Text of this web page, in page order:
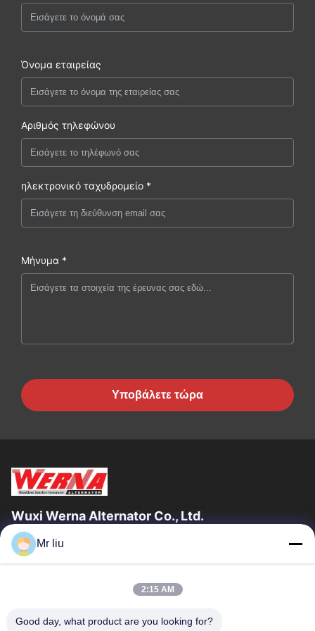
Όνομα εταιρείας
Αριθμός τηλεφώνου
ηλεκτρονικό ταχυδρομείο *
Μήνυμα *
Υποβάλετε τώρα
Wuxi Werna Alternator Co., Ltd.
Γρήγοροι Σύνδεσμοι
Σχετικά Με Εμάς
Επισκέψεις Στο Εργοστάσιο
Έλεγχος Ποιότητας
Mr liu
2:15 AM
Good day, what product are you looking for?